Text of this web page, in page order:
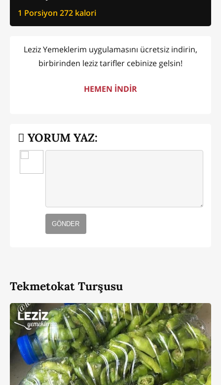
1 Porsiyon 272 kalori
Leziz Yemeklerim uygulamasını ücretsiz indirin,
birbirinden leziz tarifler cebinize gelsin!
HEMEN İNDİR
YORUM YAZ:
GÖNDER
Tekmetokat Turşusu